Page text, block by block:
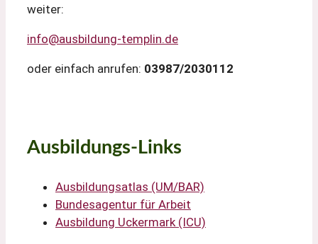
weiter:
info@ausbildung-templin.de
oder einfach anrufen: 03987/2030112
Ausbildungs-Links
Ausbildungsatlas (UM/BAR)
Bundesagentur für Arbeit
Ausbildung Uckermark (ICU)